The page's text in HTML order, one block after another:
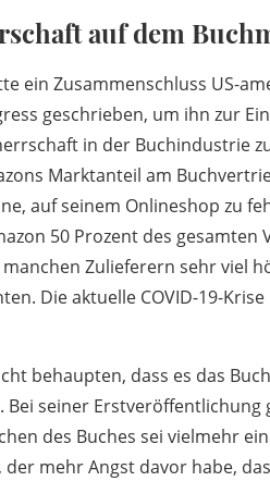
auf dem
ein Zusammenschluss US-
geschrieben, um ihn zur
in der Buchindustrie
Marktanteil am
auf seinem Onlineshop zu
50 Prozent des
Zulieferern sehr viel
Die aktuelle COVID-19-
behaupten, dass es das
Bei seiner Erstveröffentlichung
des Buches sei vielmehr
mehr Angst davor habe,